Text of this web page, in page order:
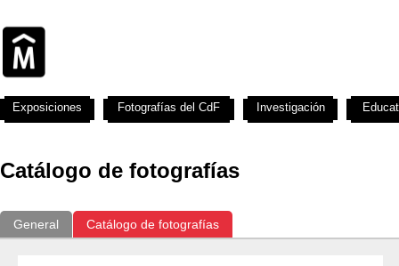
Catálogo de fotografías
General Catálogo de fotografías
Exposiciones Fotografías del CdF Investigación